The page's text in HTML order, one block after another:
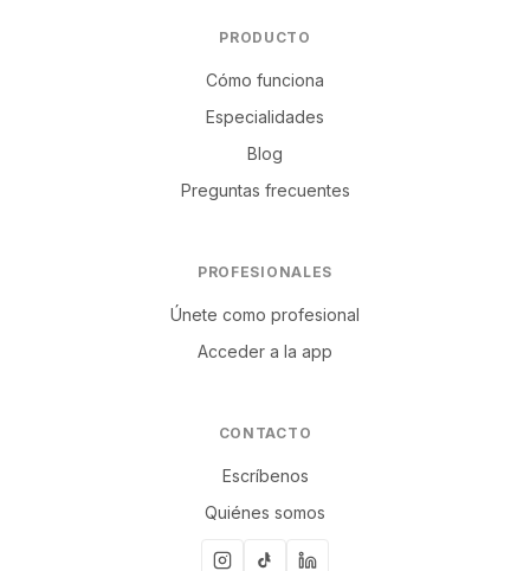
PRODUCTO
Cómo funciona
Especialidades
Blog
Preguntas frecuentes
PROFESIONALES
Únete como profesional
Acceder a la app
CONTACTO
Escríbenos
Quiénes somos